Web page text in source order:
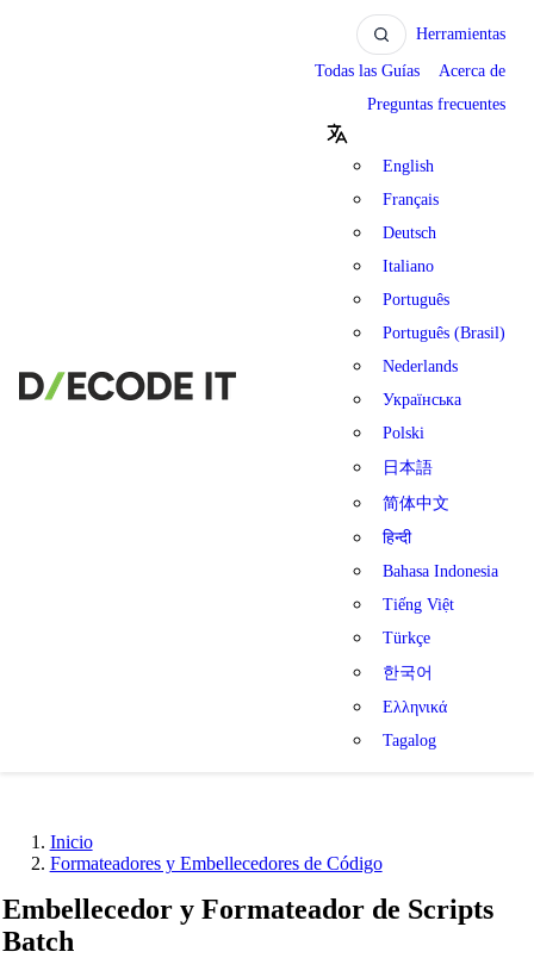
Herramientas
Todas las Guías
Acerca de
Preguntas frecuentes
English
Français
Deutsch
Italiano
Português
Português (Brasil)
Nederlands
Українська
Polski
日本語
简体中文
हिन्दी
Bahasa Indonesia
Tiếng Việt
Türkçe
한국어
Ελληνικά
Tagalog
Inicio
Formateadores y Embellecedores de Código
Embellecedor y Formateador de Scripts
Batch